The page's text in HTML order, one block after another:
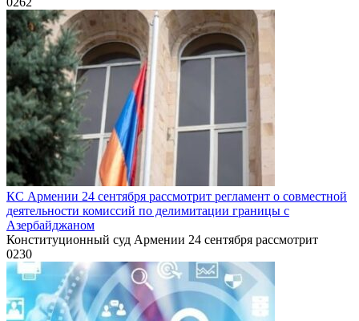
КС Армении 24 сентября рассмотрит регламент о совместной
деятельности комиссий по делимитации границы с
Азербайджаном
Конституционный суд Армении 24 сентября рассмотрит
0230